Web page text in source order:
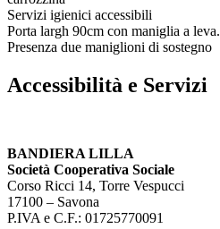
Servizi igienici accessibili
Porta largh 90cm con maniglia a leva.
Presenza due maniglioni di sostegno
Accessibilità e Servizi
BANDIERA LILLA
Società Cooperativa Sociale
Corso Ricci 14, Torre Vespucci
17100 – Savona
P.IVA e C.F.: 01725770091